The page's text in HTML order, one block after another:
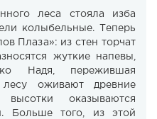
леса стояла изба
колыбельные. Теперь
Плаза»: из стен торчат
жуткие напевы,
Надя, пережившая
оживают древние
оказываются
Больше того, из этой